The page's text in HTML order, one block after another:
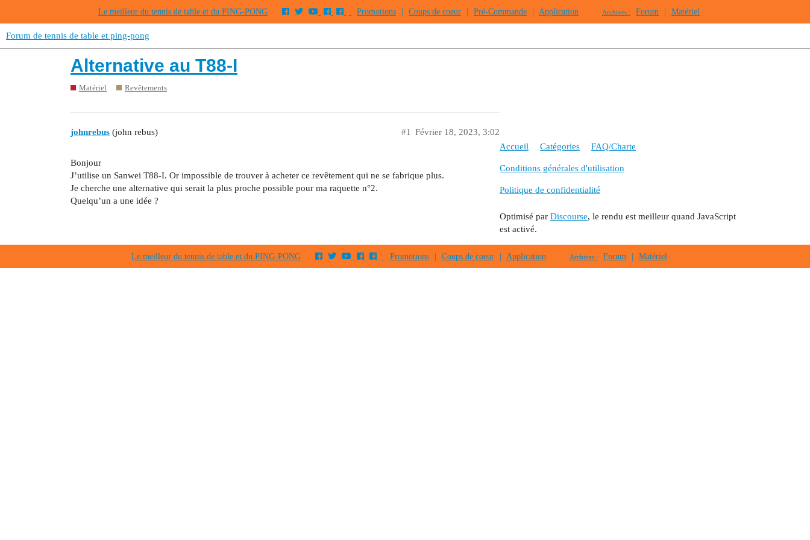
Le meilleur du tennis de table et du PING-PONG Promotions Coups de coeur Pré-Commande Application Archives : Forum Matériel
Forum de tennis de table et ping-pong
Alternative au T88-I
Matériel Revêtements
johnrebus (john rebus) Février 18, 2023, 3:02
#1
Bonjour
J’utilise un Sanwei T88-I. Or impossible de trouver à acheter ce revêtement qui ne se fabrique plus.
Je cherche une alternative qui serait la plus proche possible pour ma raquette n°2.
Quelqu’un a une idée ?
Accueil Catégories FAQ/Charte
Conditions générales d'utilisation
Politique de confidentialité
Optimisé par Discourse, le rendu est meilleur quand JavaScript
est activé.
Le meilleur du tennis de table et du PING-PONG Promotions | Coups de coeur | Application Archives : Forum | Matériel